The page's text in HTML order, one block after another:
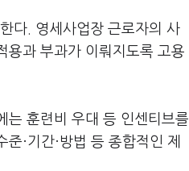
다. 영세사업장 근로자의 사
용과 부과가 이뤄지도록 고용
는 훈련비 우대 등 인센티브를
·기간·방법 등 종합적인 제